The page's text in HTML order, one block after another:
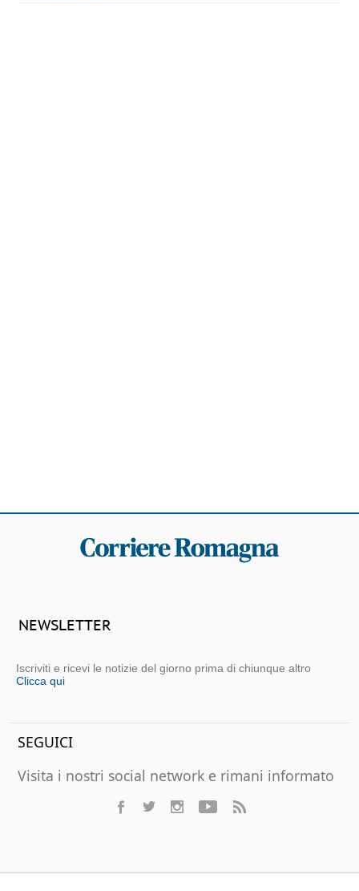
NEWSLETTER
Iscriviti e ricevi le notizie del giorno prima di chiunque altro
Clicca qui
SEGUICI
Visita i nostri social network e rimani informato